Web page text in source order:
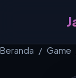
Beranda Game